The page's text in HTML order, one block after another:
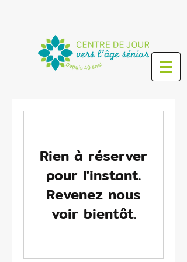
Rien à réserver
pour l'instant.
Revenez nous
voir bientôt.